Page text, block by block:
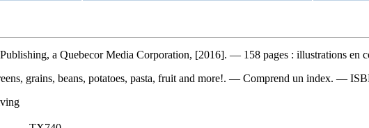
a Quebecor Media Corporation, [2016]. — 158 pages : illustrations en
grains, beans, potatoes, pasta, fruit and more!. — Comprend un index. —